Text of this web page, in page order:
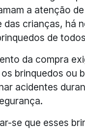
a atenção
das crianças, há
de
da compra
brinquedos ou
acidentes
se que esses